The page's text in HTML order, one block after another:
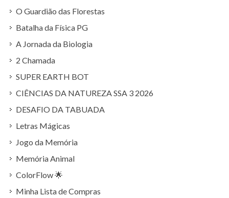
O Guardião das Florestas
Batalha da Física PG
A Jornada da Biologia
2 Chamada
SUPER EARTH BOT
CIÊNCIAS DA NATUREZA SSA 3 2026
DESAFIO DA TABUADA
Letras Mágicas
Jogo da Memória
Memória Animal
ColorFlow 🌟
Minha Lista de Compras